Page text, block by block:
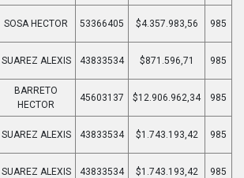
SOSA HECTOR 53366405 $4.357.983,56 985
SUAREZ ALEXIS 43833534 $871.596,71 985
BARRETO
HECTOR
45603137 $12.906.962,34 985
SUAREZ ALEXIS 43833534 $1.743.193,42 985
SUAREZ ALEXIS 43833534 $1.743.193,42 985